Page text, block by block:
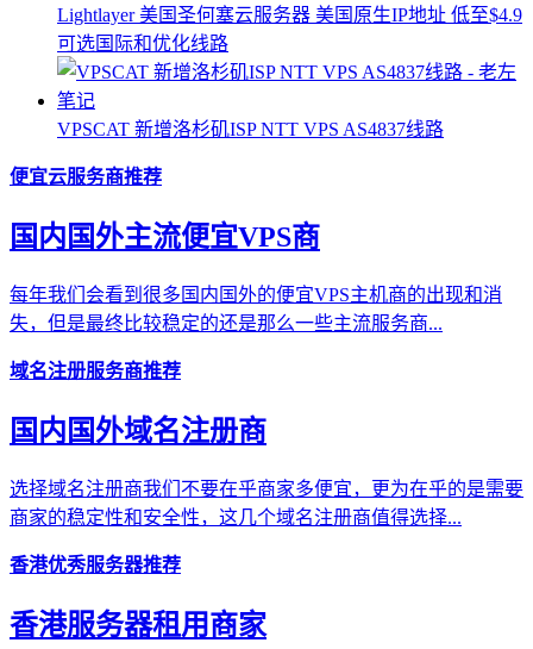
Lightlayer 美国圣何塞云服务器 美国原生IP地址 低至$4.9
可选国际和优化线路
VPSCAT 新增洛杉矶ISP NTT VPS AS4837线路
便宜云服务商推荐
国内国外主流便宜VPS商
每年我们会看到很多国内国外的便宜VPS主机商的出现和消
失，但是最终比较稳定的还是那么一些主流服务商...
域名注册服务商推荐
国内国外域名注册商
选择域名注册商我们不要在乎商家多便宜，更为在乎的是需要
商家的稳定性和安全性，这几个域名注册商值得选择...
香港优秀服务器推荐
香港服务器租用商家